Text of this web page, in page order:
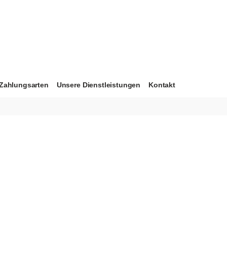
Unsere Dienstleistungen Kontakt